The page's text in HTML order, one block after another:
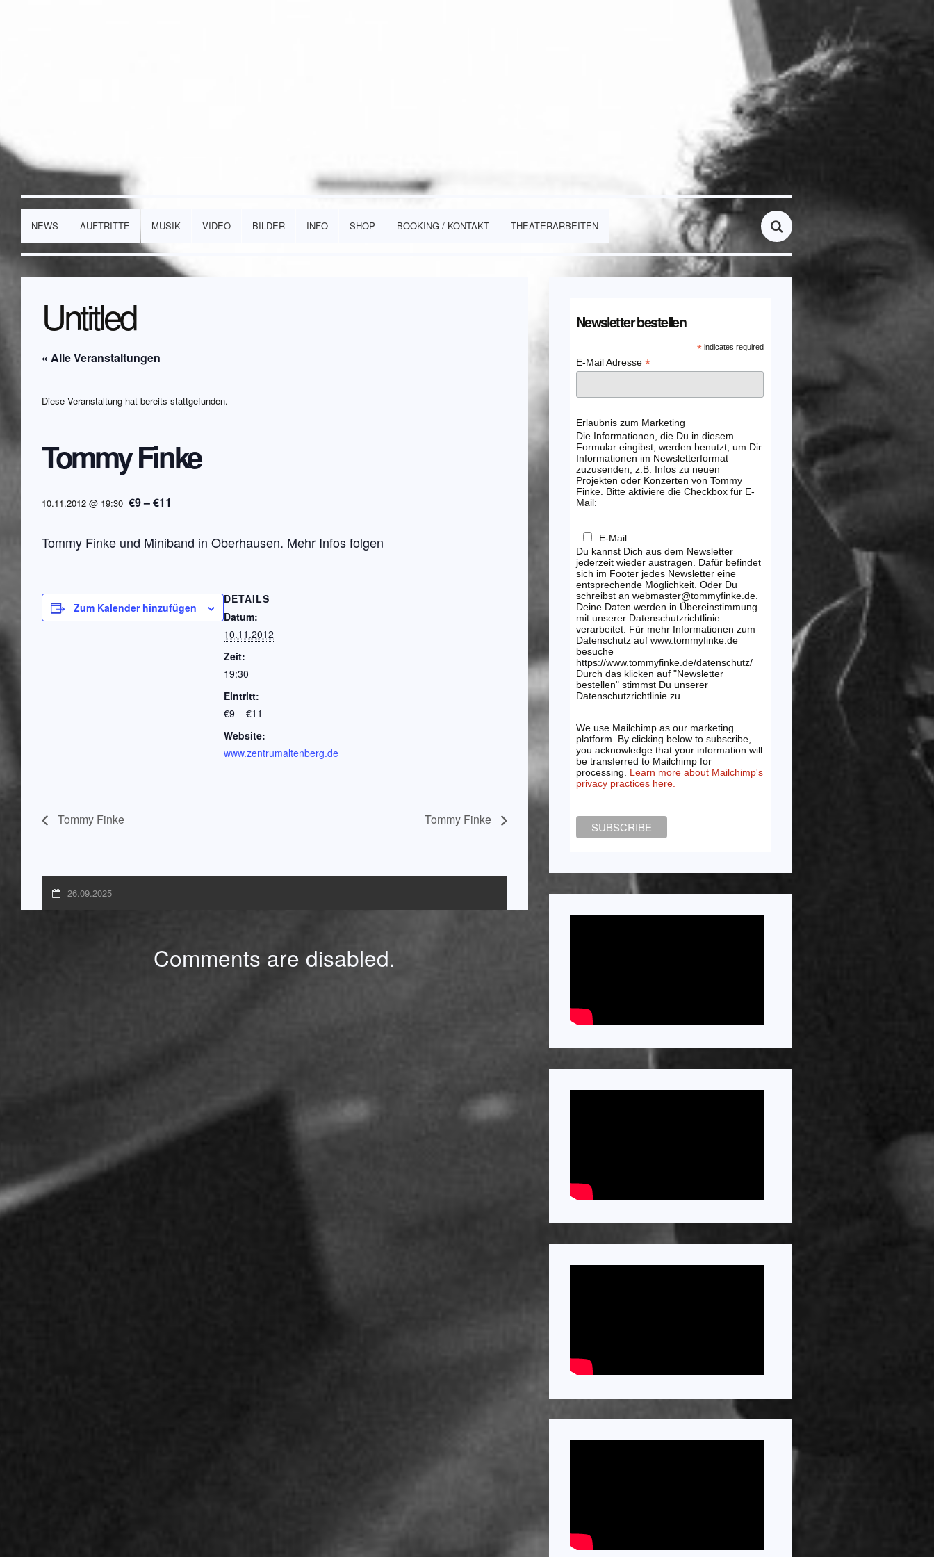
NEWS AUFTRITTE MUSIK VIDEO BILDER INFO SHOP BOOKING / KONTAKT THEATERARBEITEN
Untitled
« Alle Veranstaltungen
Diese Veranstaltung hat bereits stattgefunden.
Tommy Finke
10.11.2012 @ 19:30 €9 – €11
Tommy Finke und Miniband in Oberhausen. Mehr Infos folgen
Zum Kalender hinzufügen
DETAILS
Datum:
10.11.2012
Zeit:
19:30
Eintritt:
€9 – €11
Website:
www.zentrumaltenberg.de
Tommy Finke Tommy Finke
26.09.2025
Comments are disabled.
Newsletter bestellen
*indicates required
E-Mail Adresse *
Erlaubnis zum Marketing
Die Informationen, die Du in diesem
Formular eingibst, werden benutzt, um Dir
Informationen im Newsletterformat
zuzusenden, z.B. Infos zu neuen
Projekten oder Konzerten von Tommy
Finke. Bitte aktiviere die Checkbox für E-
Mail:
E-Mail
Du kannst Dich aus dem Newsletter
jederzeit wieder austragen. Dafür befindet
sich im Footer jedes Newsletter eine
entsprechende Möglichkeit. Oder Du
schreibst an webmaster@tommyfinke.de.
Deine Daten werden in Übereinstimmung
mit unserer Datenschutzrichtlinie
verarbeitet. Für mehr Informationen zum
Datenschutz auf www.tommyfinke.de
besuche
https://www.tommyfinke.de/datenschutz/
Durch das klicken auf "Newsletter
bestellen" stimmst Du unserer
Datenschutzrichtlinie zu.
We use Mailchimp as our marketing
platform. By clicking below to subscribe,
you acknowledge that your information will
be transferred to Mailchimp for
processing. Learn more about Mailchimp's
privacy practices here.